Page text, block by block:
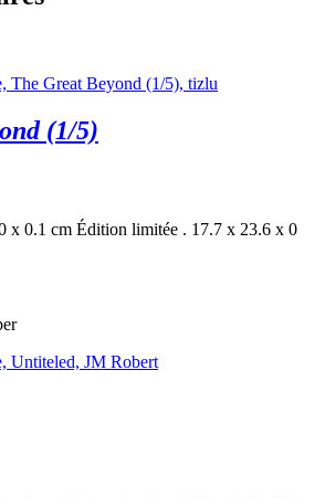
(1/5)
x 0.1 cm Édition limitée . 17.7 x 23.6 x 0